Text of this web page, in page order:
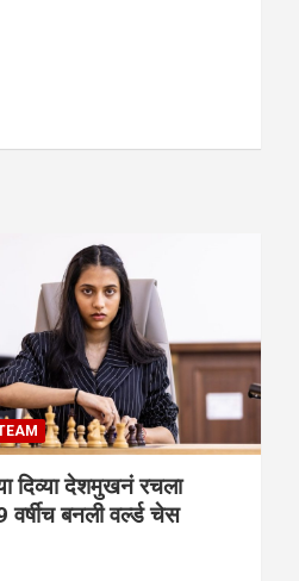
दिव्या देशमुखनं रचला
वर्षीच बनली वर्ल्ड चेस